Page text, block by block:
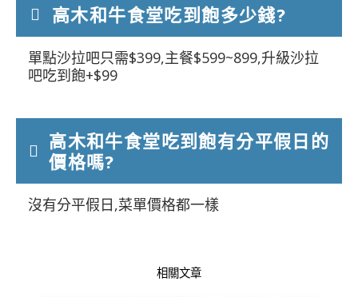
高木和牛食堂吃到飽多少錢?
單點沙拉吧只需$399,主餐$599~899,升級沙拉
吧吃到飽+$99
高木和牛食堂吃到飽有分平假日的
價格嗎?
沒有分平假日,菜單價格都一樣
相關文章